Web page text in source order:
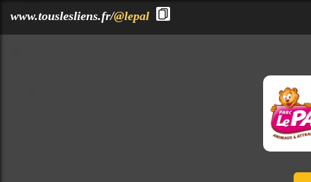
www.touslesliens.fr/@lepal